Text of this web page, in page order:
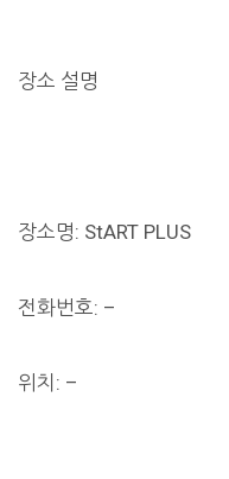
장소 설명
장소명: StART PLUS
전화번호: –
위치: –